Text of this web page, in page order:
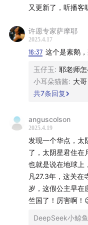
00:25:21寇员外喜待
金酬外护遭
对质寇府唤
01:26:40本期旅行地
01:27:35 小知识环节
01:34:21 彩蛋：读评论
又更新了，听播
许愿专家萨摩耶
2025.4.17
16:37 这个是素鹅
玉仔玉: 耶老师
小耳朵猫酱: 大
共7条回复
anguscolson
2025.4.19
发现一个华点，太
了，太阴星君住在
也就是说在地球上
凡27.3年，这关在
岁，这假公主早在
竺国了！厉害啊！
DeepSeek小鲸鱼